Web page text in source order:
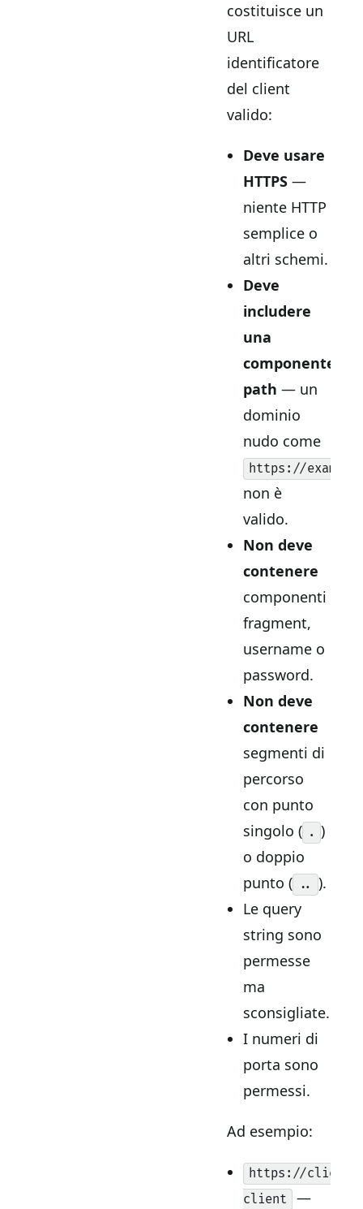
costituisce un
URL
identificatore
del client
valido:
Deve usare
HTTPS —
niente HTTP
semplice o
altri schemi.
Deve
includere
una
componente
path — un
dominio
nudo come
https://
non è
valido.
Non deve
contenere
componenti
fragment,
username o
password.
Non deve
contenere
segmenti di
percorso
con punto
singolo ( . )
o doppio
punto ( .. ).
Le query
string sono
permesse
ma
sconsigliate.
I numeri di
porta sono
permessi.
Ad esempio:
https://
client
—